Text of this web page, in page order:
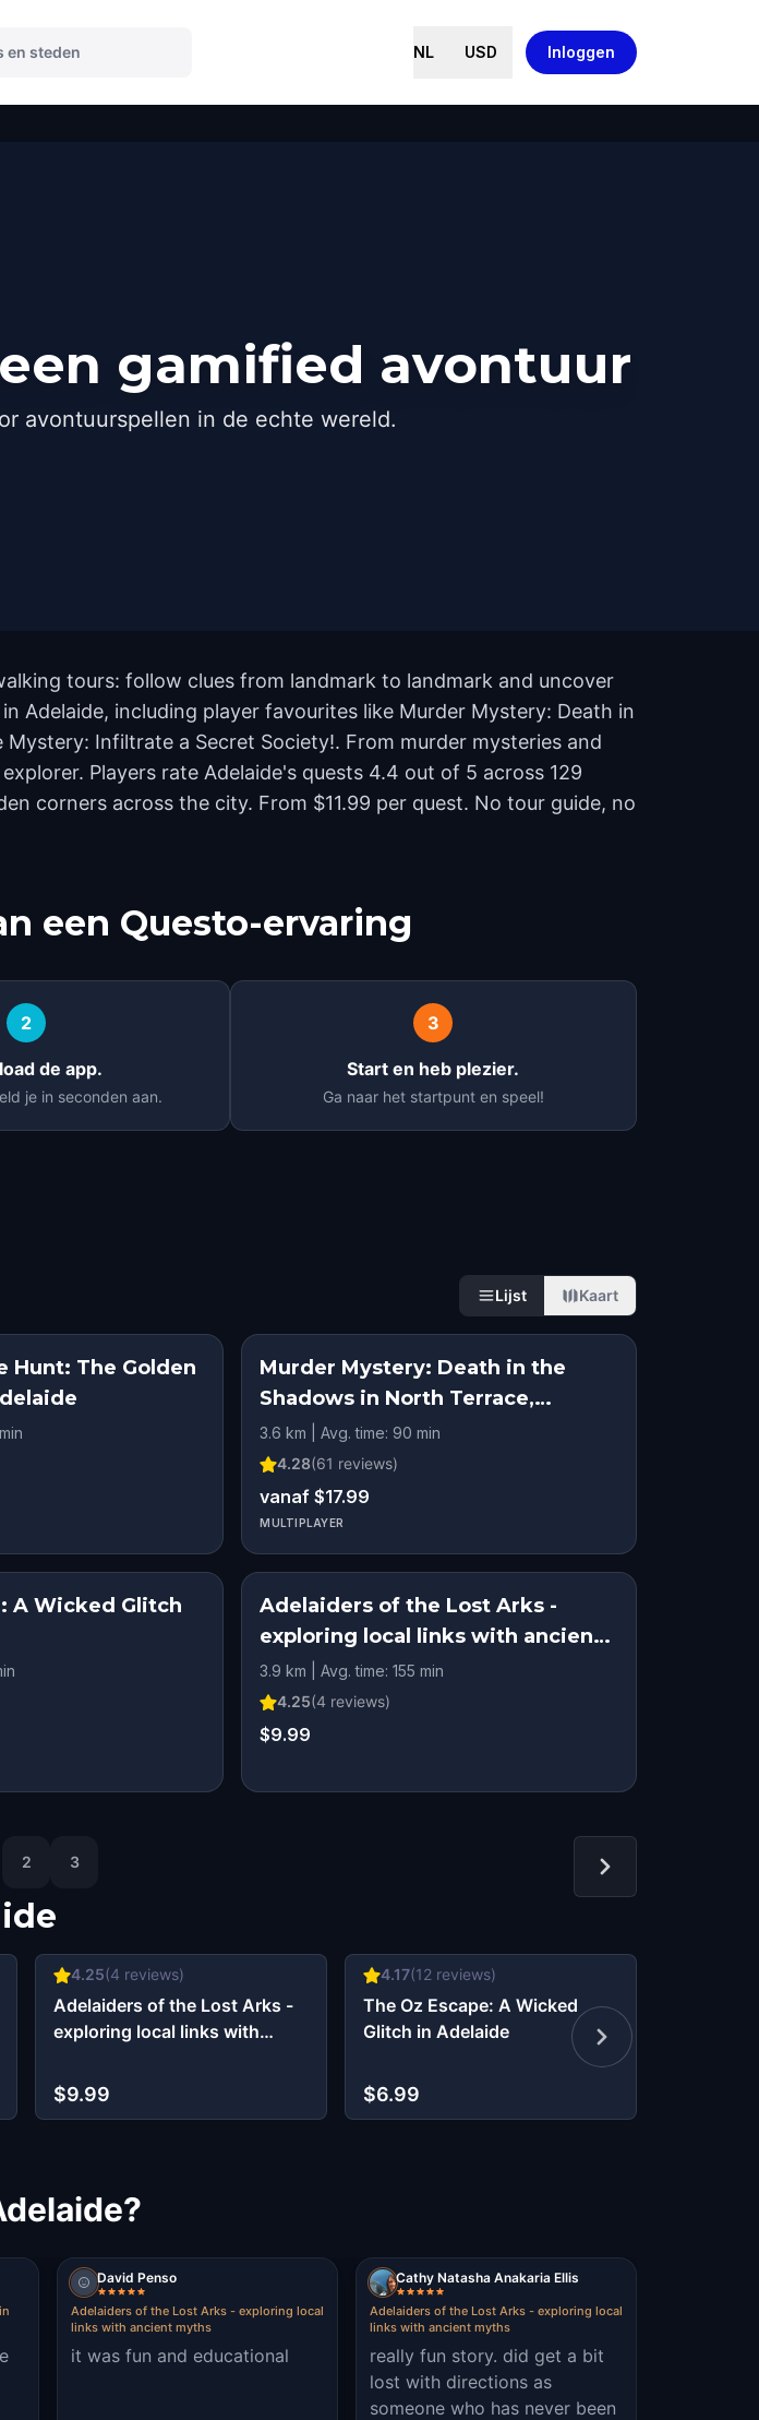
NL USD Inloggen
gamified avontuur
avontuurspellen in de echte wereld.
tours: follow clues from landmark to landmark and uncover
Adelaide, including player favourites like Murder Mystery: Death in
Infiltrate a Secret Society!. From murder mysteries and
Players rate Adelaide's quests 4.4 out of 5 across 129
corners across the city. From $11.99 per quest. No tour guide, no
een Questo-ervaring
2
de app.
je in seconden aan.
3
Start en heb plezier.
Ga naar het startpunt en speel!
Lijst Kaart
Hunt: The Golden
Murder Mystery: Death in the
Shadows in North Terrace,
Adelaide
3.6 km | Avg. time: 90 min
4.28(61 reviews)
vanaf $17.99
MULTIPLAYER
A Wicked Glitch
Adelaiders of the Lost Arks -
exploring local links with ancient
myths
3.9 km | Avg. time: 155 min
4.25(4 reviews)
$9.99
2 3
4.25(4 reviews)
Adelaiders of the Lost Arks -
exploring local links with
$9.99
4.17(12 reviews)
The Oz Escape: A Wicked
Glitch in Adelaide
$6.99
David Penso
Adelaiders of the Lost Arks - exploring local
links with ancient myths
it was fun and educational
Cathy Natasha Anakaria Ellis
Adelaiders of the Lost Arks - exploring local
links with ancient myths
really fun story. did get a bit
lost with directions as
someone who has never been